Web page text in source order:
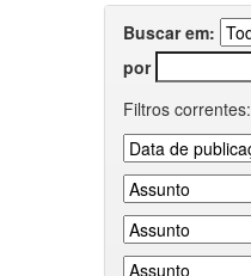
Buscar em:
por
Filtros correntes: